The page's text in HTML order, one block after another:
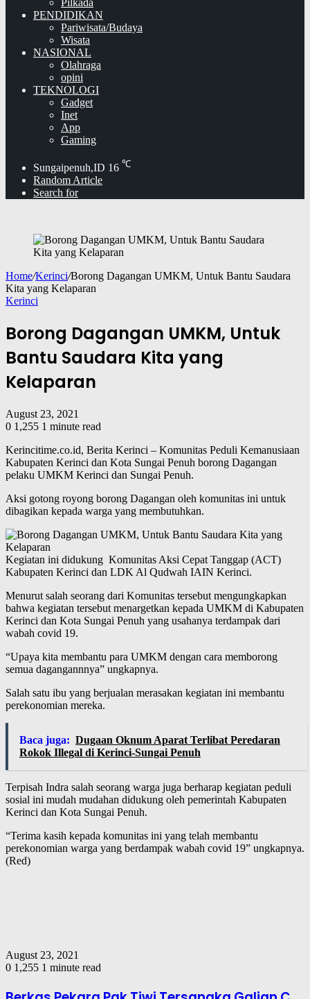
Pilkada
PENDIDIKAN
Pariwisata/Budaya
Wisata
NASIONAL
Olahraga
opini
TEKNOLOGI
Gadget
Inet
App
Gaming
Sungaipenuh,ID 16 ℃
Random Article
Search for
Home/Kerinci/Borong Dagangan UMKM, Untuk Bantu Saudara
Kita yang Kelaparan
Kerinci
Borong Dagangan UMKM, Untuk
Bantu Saudara Kita yang
Kelaparan
August 23, 2021
0 1,255 1 minute read
Kerincitime.co.id, Berita Kerinci – Komunitas Peduli Kemanusiaan
Kabupaten Kerinci dan Kota Sungai Penuh borong Dagangan
pelaku UMKM Kerinci dan Sungai Penuh.
Aksi gotong royong borong Dagangan oleh komunitas ini untuk
dibagikan kepada warga yang membutuhkan.
Kegiatan ini didukung Komunitas Aksi Cepat Tanggap (ACT)
Kabupaten Kerinci dan LDK Al Qudwah IAIN Kerinci.
Menurut salah seorang dari Komunitas tersebut mengungkapkan
bahwa kegiatan tersebut menargetkan kepada UMKM di Kabupaten
Kerinci dan Kota Sungai Penuh yang usahanya terdampak dari
wabah covid 19.
“Upaya kita membantu para UMKM dengan cara memborong
semua dagangannnya” ungkapnya.
Salah satu ibu yang berjualan merasakan kegiatan ini membantu
perekonomian mereka.
Baca juga: Dugaan Oknum Aparat Terlibat Peredaran
Rokok Illegal di Kerinci-Sungai Penuh
Terpisah Indra salah seorang warga juga berharap kegiatan peduli
sosial ini mudah mudahan didukung oleh pemerintah Kabupaten
Kerinci dan Kota Sungai Penuh.
“Terima kasih kepada komunitas ini yang telah membantu
perekonomian warga yang berdampak wabah covid 19” ungkapnya.
(Red)
August 23, 2021
0 1,255 1 minute read